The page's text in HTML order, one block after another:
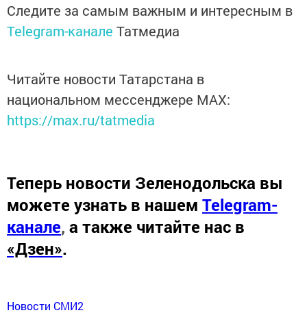
Следите за самым важным и интересным в
Telegram-канале Татмедиа
Читайте новости Татарстана в
национальном мессенджере MАХ:
https://max.ru/tatmedia
Теперь новости Зеленодольска вы
можете узнать в нашем Telegram-
канале, а также читайте нас в
«Дзен».
Новости СМИ2